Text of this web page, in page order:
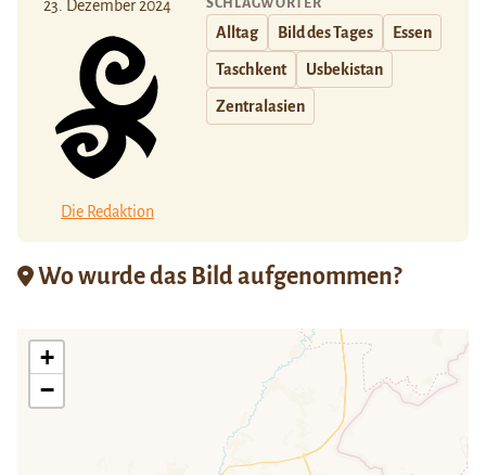
23. Dezember 2024
Die Redaktion
Alltag Bild des Tages Essen
Taschkent Usbekistan
Zentralasien
Wo wurde das Bild aufgenommen?
+
−